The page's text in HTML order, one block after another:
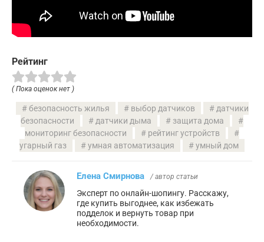
Рейтинг
( Пока оценок нет )
безопасность жилья выбор датчиков
датчики
безопасности
датчики дыма
защита дома
мониторинг безопасности
рейтинг устройств
угарный газ
умная автоматизация умный дом
Елена Смирнова / автор статьи
Эксперт по онлайн-шопингу. Расскажу,
где купить выгоднее, как избежать
подделок и вернуть товар при
необходимости.